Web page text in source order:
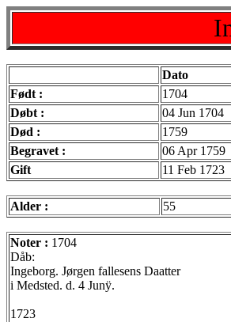
Dato
Født :
1704
Døbt :
04 Jun 1704
Død :
1759
Begravet :
06 Apr 1759
Gift
11 Feb 1723
Alder : 55
Noter : 1704
Dåb:
Ingeborg. Jørgen fallesens Daatter
i Medsted. d. 4 Junÿ.
1723